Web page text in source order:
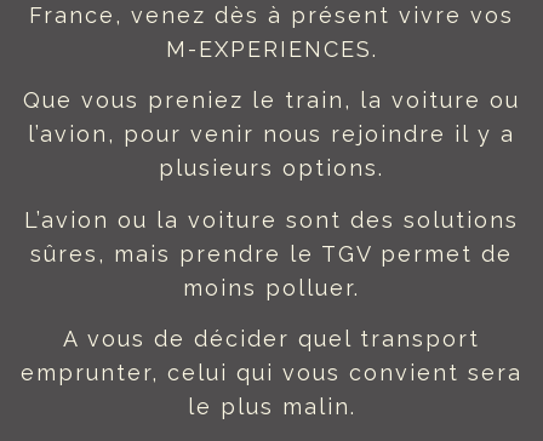
France, venez dès à présent vivre vos
M-EXPERIENCES.
Que vous preniez le train, la voiture ou
l’avion, pour venir nous rejoindre il y a
plusieurs options.
L’avion ou la voiture sont des solutions
sûres, mais prendre le TGV permet de
moins polluer.
A vous de décider quel transport
emprunter, celui qui vous convient sera
le plus malin.